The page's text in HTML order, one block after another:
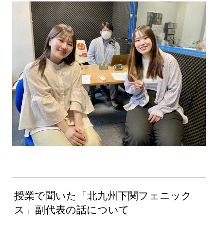
授業で聞いた「北九州下関フェニック
ス」副代表の話について